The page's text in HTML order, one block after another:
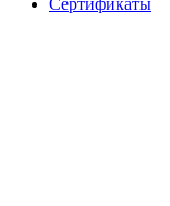
Сертификаты